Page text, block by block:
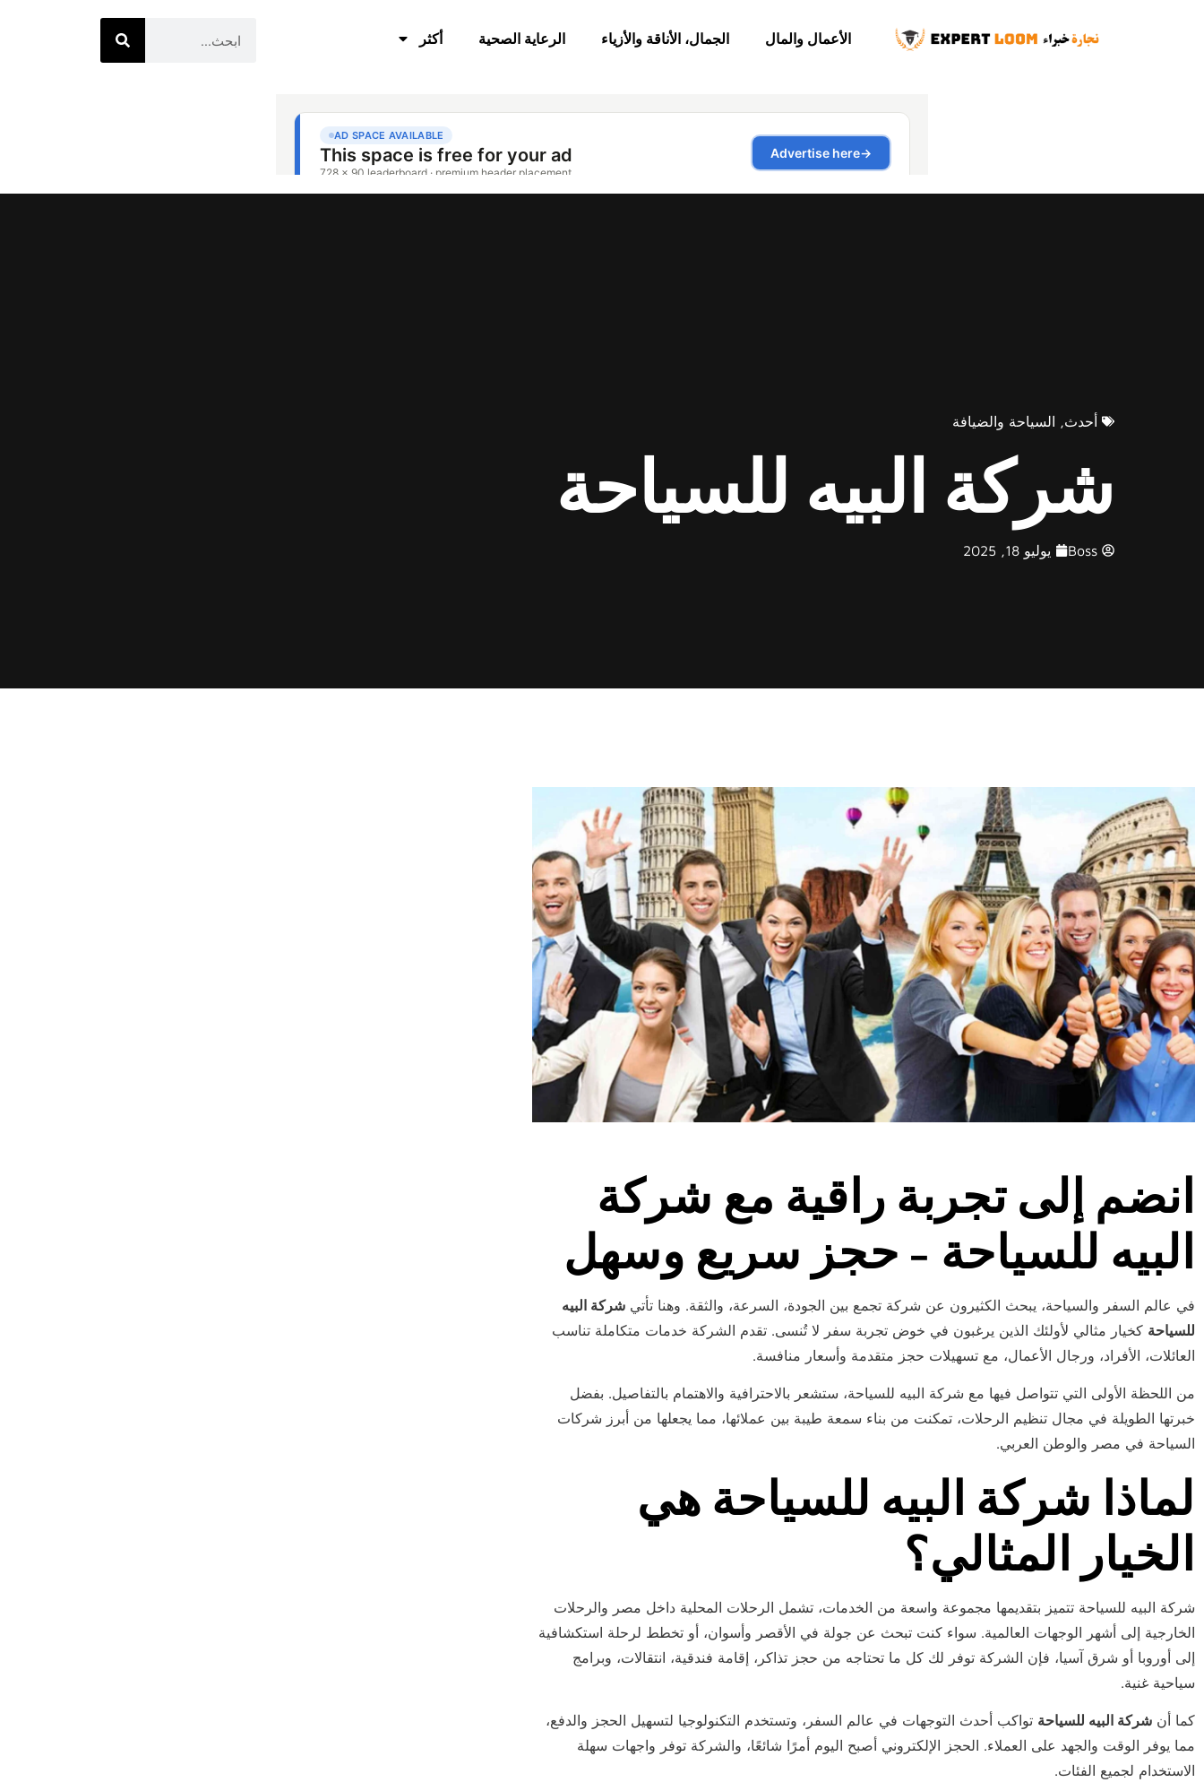
الأعمال والمال الجمال، الأناقة والأزياء الرعاية الصحية أكثر
أحدث, السياحة والضيافة
شركة البيه للسياحة
Boss يوليو 18, 2025
انضم إلى تجربة راقية مع شركة
البيه للسياحة – حجز سريع وسهل
في عالم السفر والسياحة، يبحث الكثيرون عن شركة تجمع بين الجودة، السرعة، والثقة. وهنا تأتي شركة البيه
للسياحة كخيار مثالي لأولئك الذين يرغبون في خوض تجربة سفر لا تُنسى. تقدم الشركة خدمات متكاملة تناسب
العائلات، الأفراد، ورجال الأعمال، مع تسهيلات حجز متقدمة وأسعار منافسة.
من اللحظة الأولى التي تتواصل فيها مع شركة البيه للسياحة، ستشعر بالاحترافية والاهتمام بالتفاصيل. بفضل
خبرتها الطويلة في مجال تنظيم الرحلات، تمكنت من بناء سمعة طيبة بين عملائها، مما يجعلها من أبرز شركات
السياحة في مصر والوطن العربي.
لماذا شركة البيه للسياحة هي
الخيار المثالي؟
شركة البيه للسياحة تتميز بتقديمها مجموعة واسعة من الخدمات، تشمل الرحلات المحلية داخل مصر والرحلات
الخارجية إلى أشهر الوجهات العالمية. سواء كنت تبحث عن جولة في الأقصر وأسوان، أو تخطط لرحلة استكشافية
إلى أوروبا أو شرق آسيا، فإن الشركة توفر لك كل ما تحتاجه من حجز تذاكر، إقامة فندقية، انتقالات، وبرامج
سياحية غنية.
كما أن شركة البيه للسياحة تواكب أحدث التوجهات في عالم السفر، وتستخدم التكنولوجيا لتسهيل الحجز والدفع،
مما يوفر الوقت والجهد على العملاء. الحجز الإلكتروني أصبح اليوم أمرًا شائعًا، والشركة توفر واجهات سهلة
الاستخدام لجميع الفئات.